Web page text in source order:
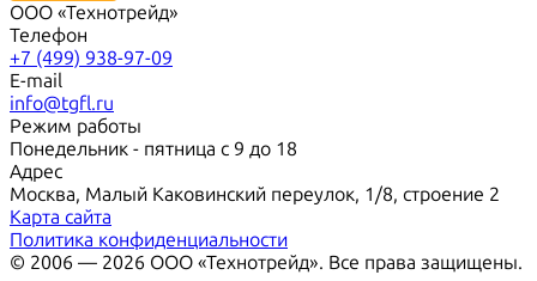
ООО «Технотрейд»
Телефон
+7 (499) 938-97-09
E-mail
info@tgfl.ru
Режим работы
Понедельник - пятница с 9 до 18
Адрес
Москва, Малый Каковинский переулок, 1/8, строение 2
Карта сайта
Политика конфиденциальности
© 2006 — 2026 ООО «Технотрейд». Все права защищены.